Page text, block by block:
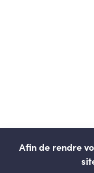
Afin de rendre